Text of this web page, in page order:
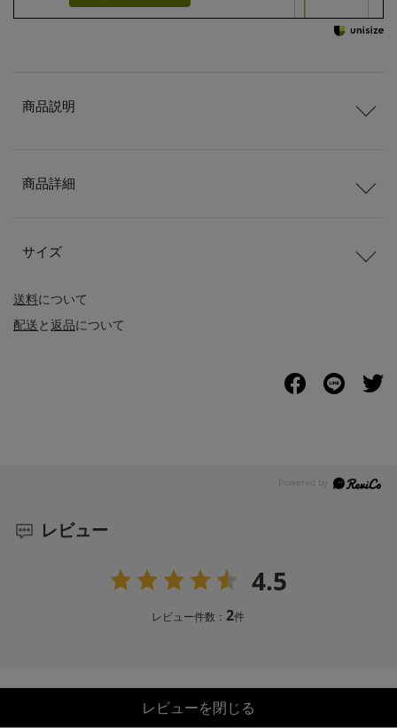
送料について
配送と返品について
商品説明
商品詳細
サイズ
レビュー
4.5
レビュー件数：2件
レビューを閉じる